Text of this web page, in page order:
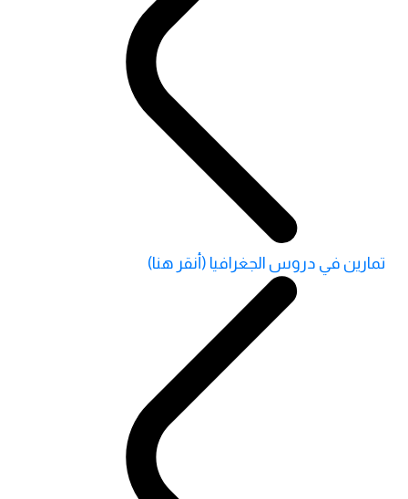
تمارين في دروس الجغرافيا (أنقر هنا)